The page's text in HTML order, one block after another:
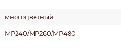
многоцветный
MP240/MP260/MP480